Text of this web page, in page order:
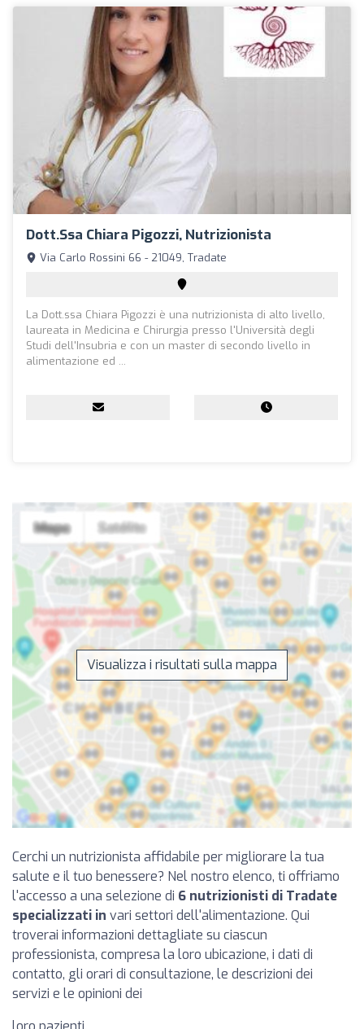
Dott.ssa Chiara Pigozzi, Nutrizionista
Via Carlo Rossini 66 - 21049, Tradate
La Dott.ssa Chiara Pigozzi è una nutrizionista di alto livello,
laureata in Medicina e Chirurgia presso l'Università degli
Studi dell'Insubria e con un master di secondo livello in
alimentazione ed ...
Visualizza i risultati sulla mappa
Cerchi un nutrizionista affidabile per migliorare la tua
salute e il tuo benessere? Nel nostro elenco, ti offriamo
l'accesso a una selezione di 6 nutrizionisti di Tradate
specializzati in vari settori dell'alimentazione. Qui
troverai informazioni dettagliate su ciascun
professionista, compresa la loro ubicazione, i dati di
contatto, gli orari di consultazione, le descrizioni dei
servizi e le opinioni dei